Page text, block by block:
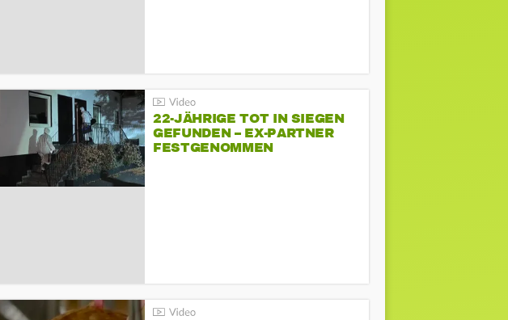
22-JÄHRIGE TOT IN SIEGEN
GEFUNDEN – EX-PARTNER
FESTGENOMMEN